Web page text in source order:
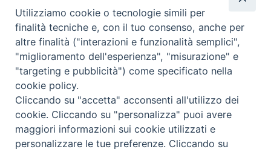
INVIA
Utilizziamo cookie o tecnologie simili per
finalità tecniche e, con il tuo consenso, anche per
altre finalità ("interazioni e funzionalità semplici",
"miglioramento dell'esperienza", "misurazione" e
"targeting e pubblicità") come specificato nella
cookie policy.
Cliccando su "accetta" acconsenti all'utilizzo dei
cookie. Cliccando su "personalizza" puoi avere
maggiori informazioni sui cookie utilizzati e
personalizzare le tue preferenze. Cliccando su